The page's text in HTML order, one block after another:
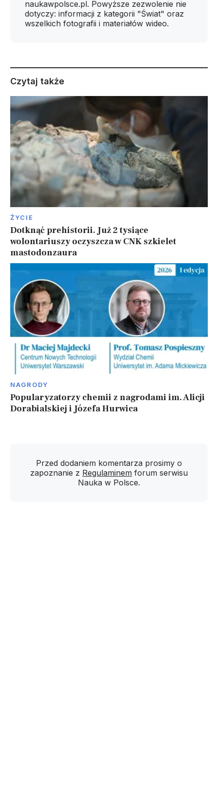
naukawpolsce.pl. Powyższe zezwolenie nie
dotyczy: informacji z kategorii "Świat" oraz
wszelkich fotografii i materiałów wideo.
Czytaj także
ŻYCIE
Dotknąć prehistorii. Już 2 tysiące
wolontariuszy oczyszcza w CNK szkielet
mastodonzaura
NAGRODY
Popularyzatorzy chemii z nagrodami im. Alicji
Dorabialskiej i Józefa Hurwica
Przed dodaniem komentarza prosimy o
zapoznanie z Regulaminem forum serwisu
Nauka w Polsce.